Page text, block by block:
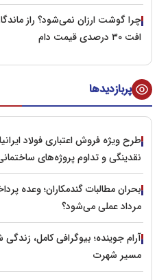
چرا گوشت ارزان نمی‌شود؟ راز
افت ۳۰ درصدی قیمت دام
پربازدیدها
طرح ویژه فروش اعتباری فولاد
نقدینگی و تداوم پروژه‌های
مرداد عملی می‌شود؟
آرام جوینده؛ بیوگرافی کامل،
مسیر شهرت